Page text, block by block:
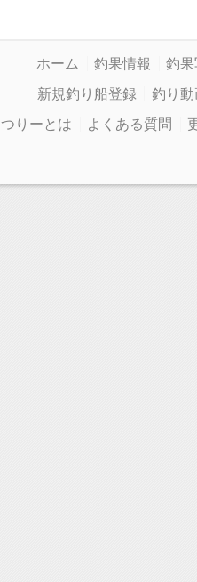
ホーム 釣果情報
釣
新規釣り船登録
釣り動
つりーとは
よくある質問